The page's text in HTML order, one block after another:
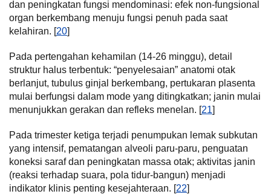
dan peningkatan fungsi mendominasi: efek non-fungsional
organ berkembang menuju fungsi penuh pada saat
kelahiran. [20]
Pada pertengahan kehamilan (14-26 minggu), detail
struktur halus terbentuk: “penyelesaian” anatomi otak
berlanjut, tubulus ginjal berkembang, pertukaran plasenta
mulai berfungsi dalam mode yang ditingkatkan; janin mulai
menunjukkan gerakan dan refleks menelan. [21]
Pada trimester ketiga terjadi penumpukan lemak subkutan
yang intensif, pematangan alveoli paru-paru, penguatan
koneksi saraf dan peningkatan massa otak; aktivitas janin
(reaksi terhadap suara, pola tidur-bangun) menjadi
indikator klinis penting kesejahteraan. [22]